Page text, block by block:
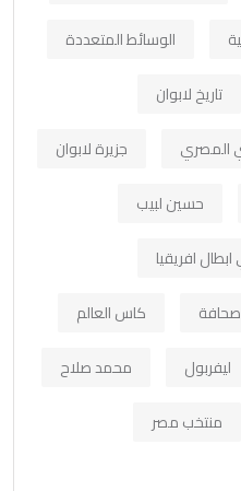
الوسائط المتعددة
تاريخ لابوان
المصري
جزيرة لابوان
حسين لبيب
افريقيا
صحافة
كاس العالم
ليفربول
محمد صلاح
منتخب مصر